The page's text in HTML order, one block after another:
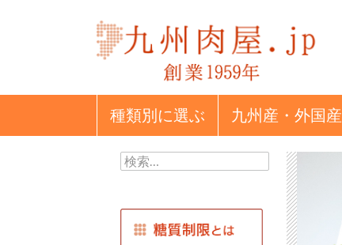
種類別 に選ぶ 九州産・外国産
検
索: